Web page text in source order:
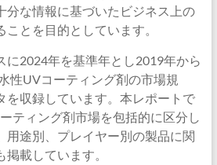
分な情報に基づいたビジネス上の
とを目的としています。
に2024年を基準年とし2019年から
性UVコーティング剤の市場規
を収録しています。本レポートで
ティング剤市場を包括的に区分し
用途別、プレイヤー別の製品に関
載しています。